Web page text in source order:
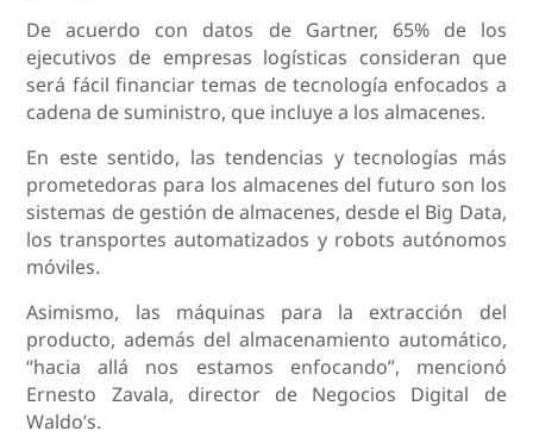
De acuerdo con datos de Gartner, 65% de los
ejecutivos de empresas logísticas consideran que
será fácil financiar temas de tecnología enfocados a
cadena de suministro, que incluye a los almacenes.
En este sentido, las tendencias y tecnologías más
prometedoras para los almacenes del futuro son los
sistemas de gestión de almacenes, desde el Big Data,
los transportes automatizados y robots autónomos
móviles.
Asimismo, las máquinas para la extracción del
producto, además del almacenamiento automático,
“hacia allá nos estamos enfocando”, mencionó
Ernesto Zavala, director de Negocios Digital de
Waldo’s.